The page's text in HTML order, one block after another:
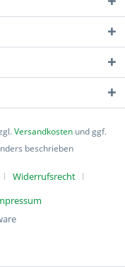
Versandkosten und ggf.
beschrieben
Widerrufsrecht